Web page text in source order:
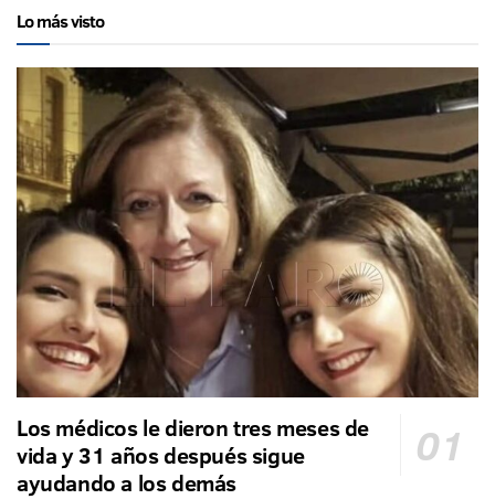
Lo más visto
Los médicos le dieron tres meses de
vida y 31 años después sigue
ayudando a los demás